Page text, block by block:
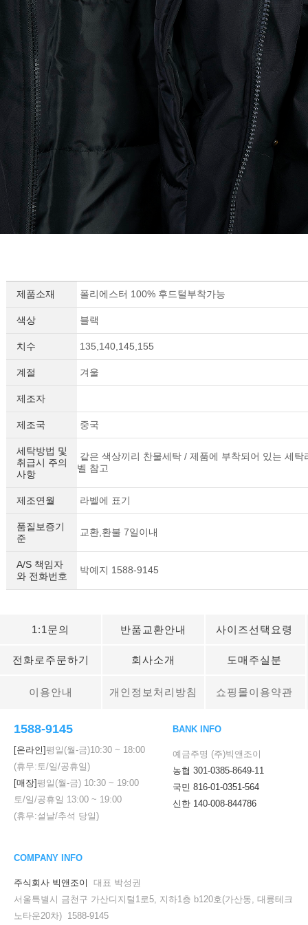
제품소재 폴리에스터 100% 후드털부착가능
색상 블랙
치수 135,140,145,155
계절 겨울
제조자
제조국 중국
세탁방법 및
취급시 주의
사항
같은 색상끼리 찬물세탁 / 제품에 부착되어 있는 세탁
벨 참고
제조연월 라벨에 표기
품질보증기
준
교환,환불 7일이내
A/S 책임자
와 전화번호
박예지 1588-9145
1:1문의 반품교환안내 사이즈선택요령
전화로주문하기 회사소개 도매주실분
이용안내 개인정보처리방침 쇼핑몰이용약관
1588-9145
[온라인]평일(월-금)10:30 ~ 18:00
(휴무:토/일/공휴일)
[매장]평일(월-금) 10:30 ~ 19:00
토/일/공휴일 13:00 ~ 19:00
(휴무:설날/추석 당일)
BANK INFO
예금주명 (주)빅앤조이
농협 301-0385-8649-11
국민 816-01-0351-564
신한 140-008-844786
COMPANY INFO
주식회사 빅앤조이
대표 박성권
서울특별시 금천구 가산디지털1로5, 지하1층 b120호(가산동, 대륭테크
노타운20차) 1588-9145